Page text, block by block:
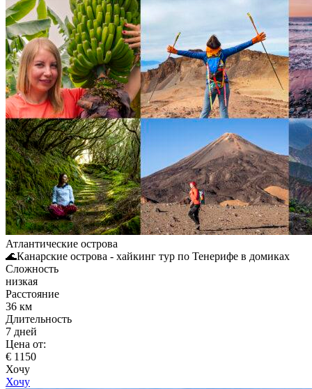
Атлантические острова
🌊Канарские острова - хайкинг тур по Тенерифе в домиках
Сложность
низкая
Расстояние
36 км
Длительность
7 дней
Цена от:
€ 1150
Хочу
Хочу